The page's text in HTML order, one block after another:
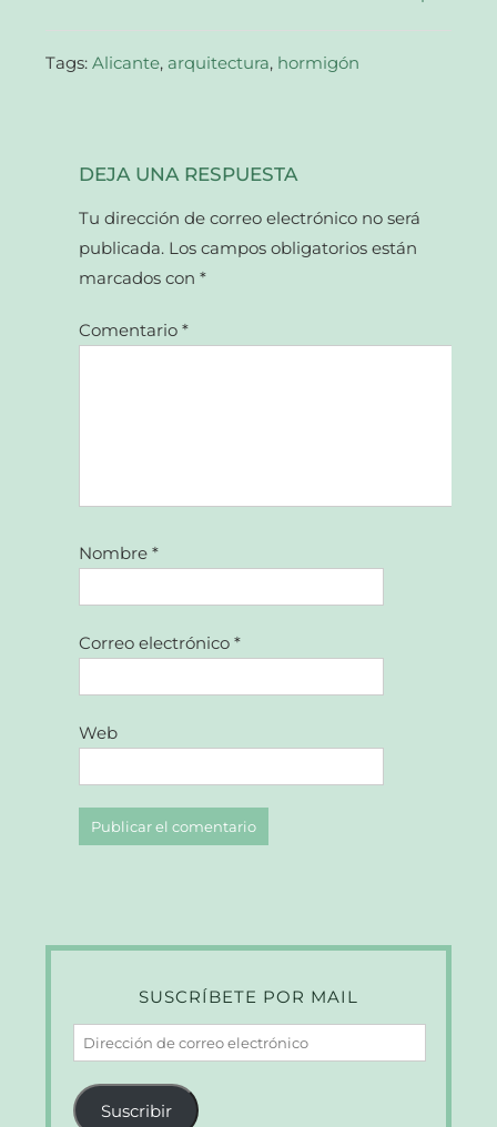
Tags:Alicante, arquitectura, hormigón
DEJA UNA RESPUESTA
Tu dirección de correo electrónico no será
publicada. Los campos obligatorios están
marcados con*
Comentario*
Nombre*
Correo electrónico*
Web
SUSCRÍBETE POR MAIL
Dirección
de
correo
electrónico
Suscribir